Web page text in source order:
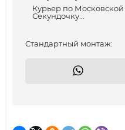
Курьер по Московской
Секундочку...
Cтандартный монтаж: